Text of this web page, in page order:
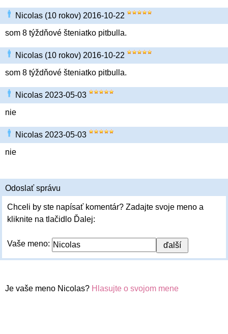
Nicolas (10 rokov) 2016-10-22
som 8 týždňové šteniatko pitbulla.
Nicolas (10 rokov) 2016-10-22
som 8 týždňové šteniatko pitbulla.
Nicolas 2023-05-03
nie
Nicolas 2023-05-03
nie
Odoslať správu
Chceli by ste napísať komentár? Zadajte svoje meno a
kliknite na tlačidlo Ďalej:
Vaše meno:
Je vaše meno Nicolas? Hlasujte o svojom mene